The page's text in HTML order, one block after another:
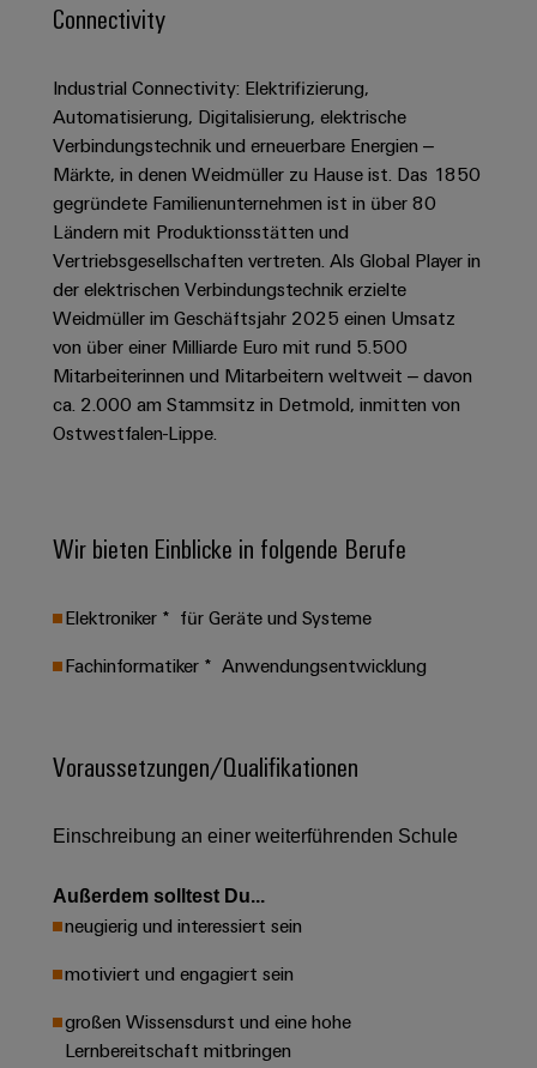
erlebbar
Datencenter
Lösungen
und
Produkte
für
Rechenzentren
–
effizient,
zuverlässig,
skalierbar
Energiespeicher
Lösungen
Produkte
für
und
verteilung
und
Energienetze
Lösungen
spezifischen
Anforderungen
der
Gerätehersteller
Anschlusstechnologie
DC-
Microgrids
u-
OS
Edge
Computing
Industrial
5G
Single
Pair
Schaltschrank-
Feldebene
Feldverdrahtung
Building
Metering
Weidmüller
Configurator
Workplace
Solutions
Leiterplattenklemmen
und
-
komponenten
Kabeleinführungssysteme
und
-
komponenten
Anschlussleitungen,
Patchkabel
und
Systemverkabelung
&
Elektronik
Koppelrelais
Halbleiterrelais
und
Messumformer
Stromversorgungen
Delivery
Service
Beratung
und
digitale
Planung
easyConnect
-
Ihre
Industrial
Connectivity
Digitales
Engineering
Connector
Akkreditiertes
Labor
Support
Vertrieb uns
Promotionfahrzeug
Distribution
Info
für
unsere
Partner
Vertrieb
Großhandelssuche
Messen
Newsletter
Webshop
Preisliste
Unternehmen
Weidmüller
Zahlen
und
Fakten
Unser
Vorstand
Nachhaltigkeit
Weidmüller
Academy
People
&
Orange
Mag
Management
und
Zertifikate
Presse
Karriere
Stellen
Berufserfahrene
Für
Studierende
Werkstudententätigkeiten
Praktika
Abschlussarbeiten
Neuanfang
für
Stellen
Studierende
und
Ausbildung
Duales
Studium
Schülerpraktika
Erfolgreiche
Connectivity
Industrial Connectivity: Elektrifizierung,
Automatisierung, Digitalisierung, elektrische
Verbindungstechnik und erneuerbare Energien –
Märkte, in denen Weidmüller zu Hause ist. Das 1850
gegründete Familienunternehmen ist in über 80
Ländern mit Produktionsstätten und
Vertriebsgesellschaften vertreten. Als Global Player in
der elektrischen Verbindungstechnik erzielte
Weidmüller im Geschäftsjahr 2025 einen Umsatz
von über einer Milliarde Euro mit rund 5.500
Mitarbeiterinnen und Mitarbeitern weltweit – davon
ca. 2.000 am Stammsitz in Detmold, inmitten von
Ostwestfalen-Lippe.
Wir bieten Einblicke in folgende Berufe
Elektroniker * für Geräte und Systeme
Fachinformatiker * Anwendungsentwicklung
Voraussetzungen/Qualifikationen
Einschreibung an einer weiterführenden Schule
Außerdem solltest Du...
neugierig und interessiert sein
motiviert und engagiert sein
großen Wissensdurst und eine hohe
Lernbereitschaft mitbringen